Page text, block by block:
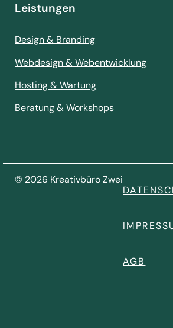
Leistungen
Design & Branding
Webdesign & Webentwicklung
Hosting & Wartung
Beratung & Workshops
© 2026 Kreativbüro Zwei
AGB